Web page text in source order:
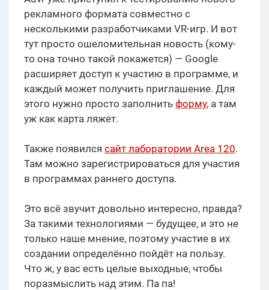
рекламного формата совместно с
несколькими разработчиками VR-игр. И вот
тут просто ошеломительная новость (кому-
то она точно такой покажется) — Google
расширяет доступ к участию в программе, и
каждый может получить приглашение. Для
этого нужно просто заполнить форму, а там
уж как карта ляжет.
Также появился сайт лаборатории Area 120.
Там можно зарегистрироваться для участия
в программах раннего доступа.
Это всё звучит довольно интересно, правда?
За такими технологиями — будущее, и это не
только наше мнение, поэтому участие в их
создании определённо пойдёт на пользу.
Что ж, у вас есть целые выходные, чтобы
поразмыслить над этим. Па па!